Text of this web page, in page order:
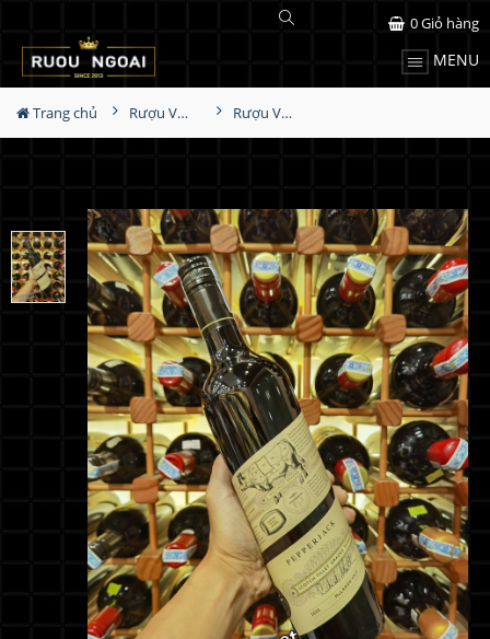
MENU
0Giỏ hàng
Trang chủ Rượu Vang Rượu Vang Pepper Jack Graded Mclaren Vale Shiraz